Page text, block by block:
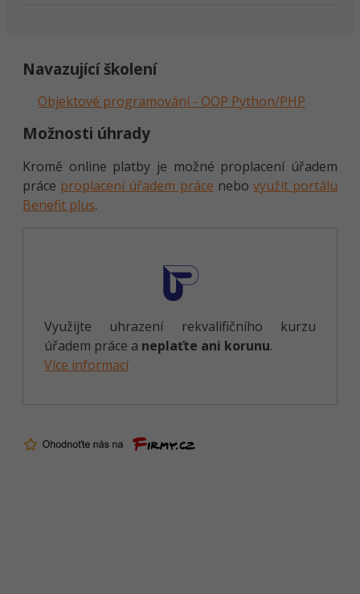
Navazující školení
Objektové programování - OOP Python/PHP
Možnosti úhrady
Kromě online platby je možné proplacení úřadem
práce proplacení úřadem práce nebo využít portálu
Benefit plus.
Využijte uhrazení rekvalifičního kurzu
úřadem práce a neplaťte ani korunu.
Více informací